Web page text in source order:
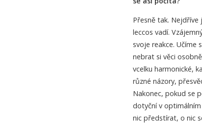
Přesně tak. Nejdříve
leccos vadí.
svoje reakce. Učíme
nebrat si věci
vcelku harmonické,
různé názory,
Nakonec, pokud se
dotyční v
nic předstírat, o nic